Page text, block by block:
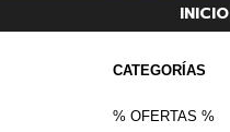
INICIO
CATEGORÍAS
% OFERTAS %